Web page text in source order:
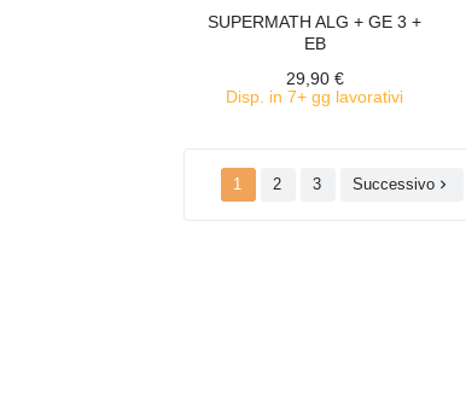
SUPERMATH ALG + GE 3 +
EB
29,90 €
Disp. in 7+ gg lavorativi
1 2 3 Successivo 